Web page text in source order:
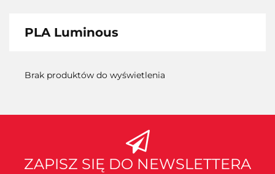
PLA Luminous
Brak produktów do wyświetlenia
ZAPISZ SIĘ DO NEWSLETTERA